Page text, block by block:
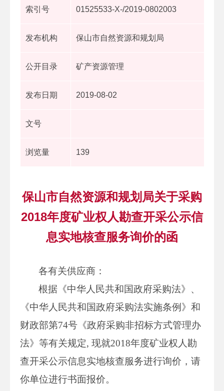
索引号 01525533-X-/2019-0802003
发布机构 保山市自然资源和规划局
公开目录 矿产资源管理
发布日期 2019-08-02
文号
浏览量 139
保山市自然资源和规划局关于采购
2018年度矿业权人勘查开采公示信
息实地核查服务询价的函
各有关供应商：
根据《中华人民共和国政府采购法》、
《中华人民共和国政府采购法实施条例》和
财政部第74号《政府采购非招标方式管理办
法》等有关规定, 现就2018年度矿业权人勘
查开采公示信息实地核查服务进行询价，请
你单位进行书面报价。